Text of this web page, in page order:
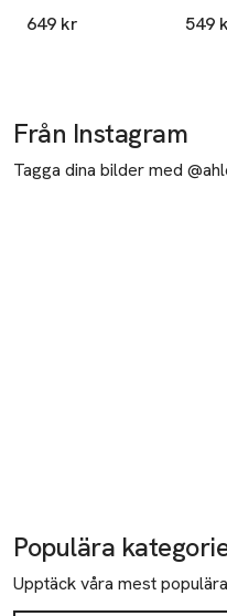
50 Cl 12,5 cm
649 kr
11 cm
549
Från Instagram
Tagga dina bilder med
Populära
Upptäck våra mest